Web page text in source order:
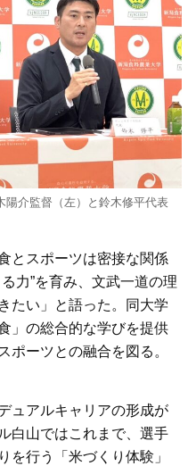
陽介監督（左）と鈴木修平代表
とスポーツは密接な関係
力”を育み、文武一道の理
たい」と語った。同大学
」の総合的な学びを提供
ポーツとの融合を図る。
ュアルキャリアの形成が
白山ではこれまで、選手
を行う「米づくり体験」